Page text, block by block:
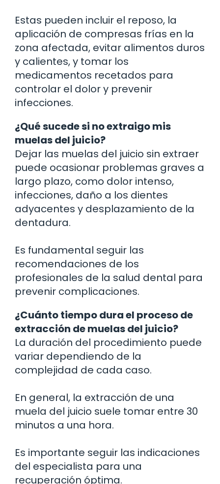
Estas pueden incluir el reposo, la
aplicación de compresas frías en la
zona afectada, evitar alimentos duros
y calientes, y tomar los
medicamentos recetados para
controlar el dolor y prevenir
infecciones.
¿Qué sucede si no extraigo mis
muelas del juicio?
Dejar las muelas del juicio sin extraer
puede ocasionar problemas graves a
largo plazo, como dolor intenso,
infecciones, daño a los dientes
adyacentes y desplazamiento de la
dentadura.
Es fundamental seguir las
recomendaciones de los
profesionales de la salud dental para
prevenir complicaciones.
¿Cuánto tiempo dura el proceso de
extracción de muelas del juicio?
La duración del procedimiento puede
variar dependiendo de la
complejidad de cada caso.
En general, la extracción de una
muela del juicio suele tomar entre 30
minutos a una hora.
Es importante seguir las indicaciones
del especialista para una
recuperación óptima.